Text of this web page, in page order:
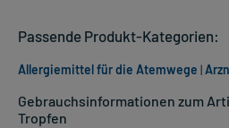
Gebrauchsinformationen zum
Tropfen
Passende Produkt-Kategorien:
Allergiemittel für die Atemwege |